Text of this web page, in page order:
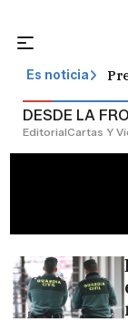
Es noticia
DESDE LA
EditorialCartas Y